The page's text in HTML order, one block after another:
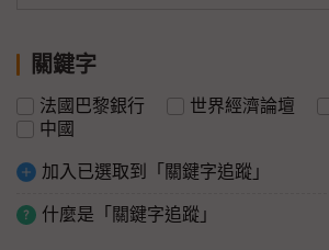
關鍵字
法國巴黎銀行 世界經濟論壇
中國
加入已選取到「關鍵字追蹤」
什麼是「關鍵字追蹤」